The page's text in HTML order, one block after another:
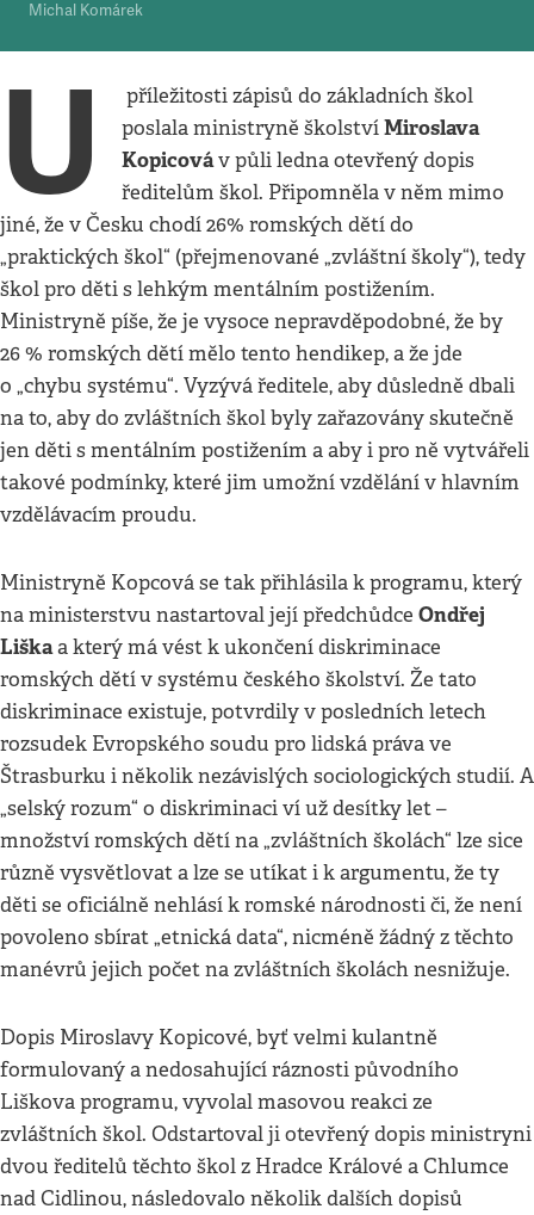
Michal Komárek
U
příležitosti zápisů do základních škol
poslala ministryně školstvíMiroslava
Kopicováv půli ledna otevřený dopis
ředitelům škol. Připomněla v něm mimo
jiné, že v Česku chodí 26% romských dětí do
„praktických škol“ (přejmenované „zvláštní školy“), tedy
škol pro děti s lehkým mentálním postižením.
Ministryně píše, že je vysoce nepravděpodobné, že by
26 % romských dětí mělo tento hendikep, a že jde
o „chybu systému“. Vyzývá ředitele, aby důsledně dbali
na to, aby do zvláštních škol byly zařazovány skutečně
jen děti s mentálním postižením a aby i pro ně vytvářeli
takové podmínky, které jim umožní vzdělání v hlavním
vzdělávacím proudu.
Ministryně Kopcová se tak přihlásila k programu, který
na ministerstvu nastartoval její předchůdce Ondřej
Liškaa který má vést k ukončení diskriminace
romských dětí v systému českého školství. Že tato
diskriminace existuje, potvrdily v posledních letech
rozsudek Evropského soudu pro lidská práva ve
Štrasburku i několik nezávislých sociologických studií. A
„selský rozum“ o diskriminaci ví už desítky let –
množství romských dětí na „zvláštních školách“ lze sice
různě vysvětlovat a lze se utíkat i k argumentu, že ty
děti se oficiálně nehlásí k romské národnosti či, že není
povoleno sbírat „etnická data“, nicméně žádný z těchto
manévrů jejich počet na zvláštních školách nesnižuje.
Dopis Miroslavy Kopicové, byť velmi kulantně
formulovaný a nedosahující ráznosti původního
Liškova programu, vyvolal masovou reakci ze
zvláštních škol. Odstartoval ji otevřený dopis ministryni
dvou ředitelů těchto škol z Hradce Králové a Chlumce
nad Cidlinou, následovalo několik dalších dopisů